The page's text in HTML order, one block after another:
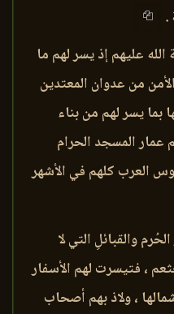
.
عليهم إذ يسر لهم ما
من عدوان المعتدين
بما يسر لهم من بناء
المسجد الحرام
العرب كلهم في الأشهر
والقبائلِ التي لا
، فتيسرت لهم الأسفار
، ولاذ بهم أصحاب